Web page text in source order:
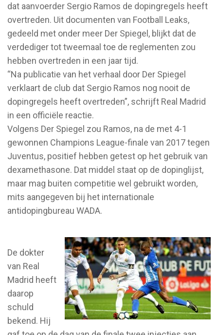
dat aanvoerder Sergio Ramos de dopingregels heeft
overtreden. Uit documenten van Football Leaks,
gedeeld met onder meer Der Spiegel, blijkt dat de
verdediger tot tweemaal toe de reglementen zou
hebben overtreden in een jaar tijd.
“Na publicatie van het verhaal door Der Spiegel
verklaart de club dat Sergio Ramos nog nooit de
dopingregels heeft overtreden”, schrijft Real Madrid
in een officiële reactie.
Volgens Der Spiegel zou Ramos, na de met 4-1
gewonnen Champions League-finale van 2017 tegen
Juventus, positief hebben getest op het gebruik van
dexamethasone. Dat middel staat op de dopinglijst,
maar mag buiten competitie wel gebruikt worden,
mits aangegeven bij het internationale
antidopingbureau WADA.
De dokter
van Real
Madrid heeft
daarop
schuld
bekend. Hij